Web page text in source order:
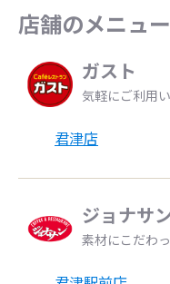
店舗のメニュ
ガスト
気軽にご利用
君津店
ジョナサ
素材にこだわ